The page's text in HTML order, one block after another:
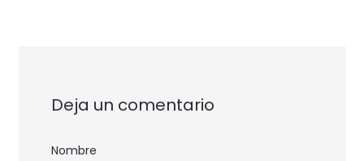
Deja un comentario